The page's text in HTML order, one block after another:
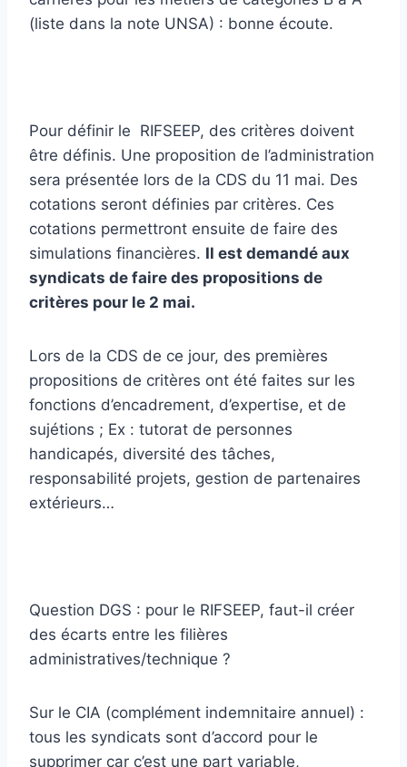
(liste dans la note UNSA) : bonne écoute.
Pour définir le RIFSEEP, des critères doivent
être définis. Une proposition de l’administration
sera présentée lors de la CDS du 11 mai. Des
cotations seront définies par critères. Ces
cotations permettront ensuite de faire des
simulations financières. Il est demandé aux
syndicats de faire des propositions de
critères pour le 2 mai.
Lors de la CDS de ce jour, des premières
propositions de critères ont été faites sur les
fonctions d’encadrement, d’expertise, et de
sujétions ; Ex : tutorat de personnes
handicapés, diversité des tâches,
responsabilité projets, gestion de partenaires
extérieurs…
Question DGS : pour le RIFSEEP, faut-il créer
des écarts entre les filières
administratives/technique ?
Sur le CIA (complément indemnitaire annuel) :
tous les syndicats sont d’accord pour le
supprimer car c’est une part variable,